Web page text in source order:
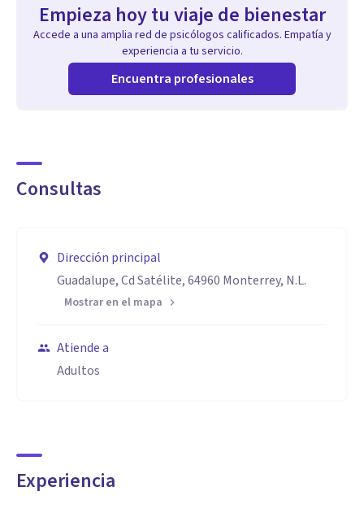
Atención a los detalles
Resiliencia
Liderazgo
Coraje
Competencia
Dinamismo
Organización
Confianza en uno/a mismo/a
Paciencia
Cordialidad
Empieza hoy tu viaje de bienestar
Accede a una amplia red de psicólogos calificados. Empatía y
experiencia a tu servicio.
Encuentra profesionales
Consultas
Dirección principal
Guadalupe, Cd Satélite, 64960 Monterrey, N.L.
Mostrar en el mapa
Atiende a
Adultos
Experiencia